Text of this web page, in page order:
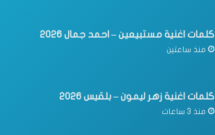
كلمات اغنية مستبيعين – احمد جمال 2026
منذ ساعتين
كلمات اغنية زهر ليمون – بلقيس 2026
منذ 3 ساعات